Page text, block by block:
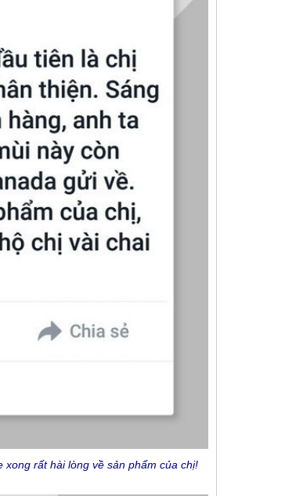
xong rất hài lòng về sản phẩm của chị!